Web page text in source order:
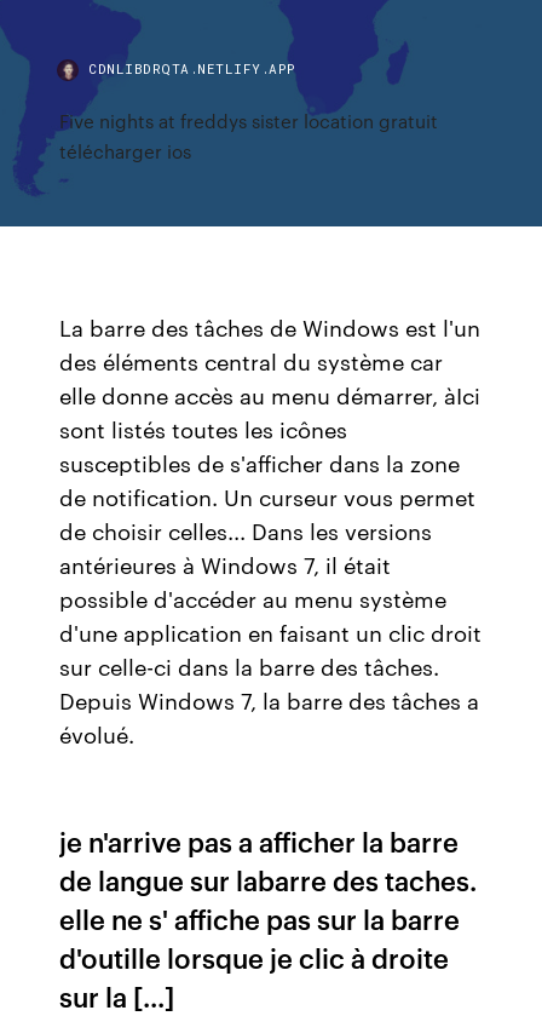
CDNLIBDRQTA.NETLIFY.APP
Five nights at freddys sister location gratuit
télécharger ios
La barre des tâches de Windows est l'un
des éléments central du système car
elle donne accès au menu démarrer, àIci
sont listés toutes les icônes
susceptibles de s'afficher dans la zone
de notification. Un curseur vous permet
de choisir celles... Dans les versions
antérieures à Windows 7, il était
possible d'accéder au menu système
d'une application en faisant un clic droit
sur celle-ci dans la barre des tâches.
Depuis Windows 7, la barre des tâches a
évolué.
je n'arrive pas a afficher la barre
de langue sur labarre des taches.
elle ne s' affiche pas sur la barre
d'outille lorsque je clic à droite
sur la [...]